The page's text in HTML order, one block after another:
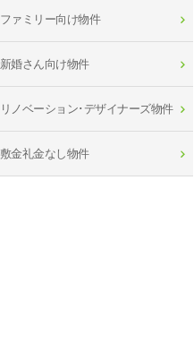
ファミリー向け物件
新婚さん向け物件
リノベーション･デザイナーズ物件
敷金礼金なし物件